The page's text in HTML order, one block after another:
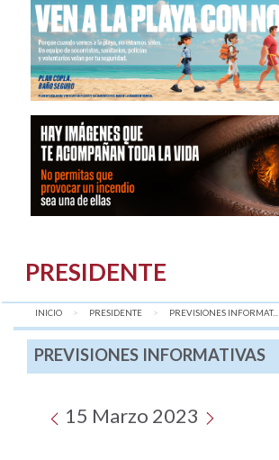
PRESIDENTE
INICIO PRESIDENTE AQUÍ:
PREVISIONES INFORMAT...
PREVISIONES INFORMATIVAS
15 Marzo 2023